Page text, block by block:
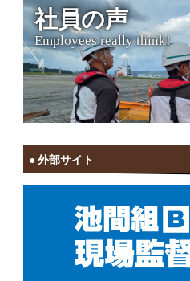
社員の声
Employees really think!
外部サイト